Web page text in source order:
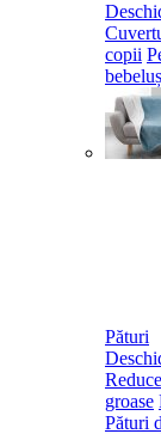
copii
Pături
groase
Pături